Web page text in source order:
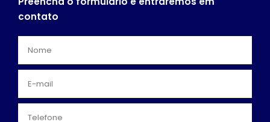
contato